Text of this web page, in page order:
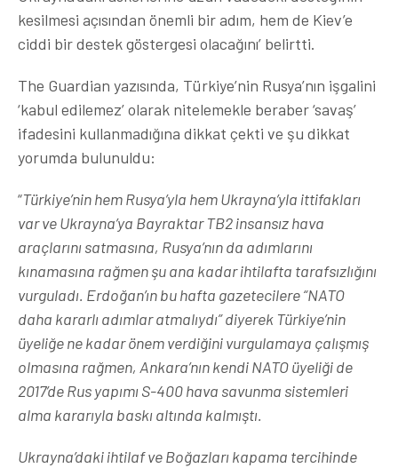
kesilmesi açısından önemli bir adım, hem de Kiev’e
ciddi bir destek göstergesi olacağını’ belirtti.
The Guardian yazısında, Türkiye’nin Rusya’nın işgalini
‘kabul edilemez’ olarak nitelemekle beraber ‘savaş’
ifadesini kullanmadığına dikkat çekti ve şu dikkat
yorumda bulunuldu:
“Türkiye’nin hem Rusya’yla hem Ukrayna’yla ittifakları
var ve Ukrayna’ya Bayraktar TB2 insansız hava
araçlarını satmasına, Rusya’nın da adımlarını
kınamasına rağmen şu ana kadar ihtilafta tarafsızlığını
vurguladı. Erdoğan’ın bu hafta gazetecilere “NATO
daha kararlı adımlar atmalıydı” diyerek Türkiye’nin
üyeliğe ne kadar önem verdiğini vurgulamaya çalışmış
olmasına rağmen, Ankara’nın kendi NATO üyeliği de
2017’de Rus yapımı S-400 hava savunma sistemleri
alma kararıyla baskı altında kalmıştı.
Ukrayna’daki ihtilaf ve Boğazları kapama tercihinde